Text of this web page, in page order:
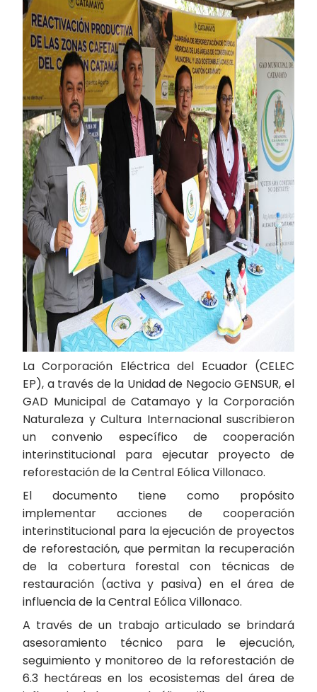
La Corporación Eléctrica del Ecuador (CELEC
EP), a través de la Unidad de Negocio GENSUR, el
GAD Municipal de Catamayo y la Corporación
Naturaleza y Cultura Internacional suscribieron
un convenio específico de cooperación
interinstitucional para ejecutar proyecto de
reforestación de la Central Eólica Villonaco.
El documento tiene como propósito
implementar acciones de cooperación
interinstitucional para la ejecución de proyectos
de reforestación, que permitan la recuperación
de la cobertura forestal con técnicas de
restauración (activa y pasiva) en el área de
influencia de la Central Eólica Villonaco.
A través de un trabajo articulado se brindará
asesoramiento técnico para le ejecución,
seguimiento y monitoreo de la reforestación de
6.3 hectáreas en los ecosistemas del área de